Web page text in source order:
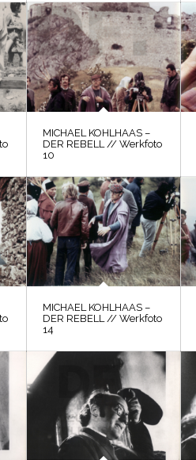
MICHAEL KOHLHAAS –
DER REBELL // Werkfoto
10
MICHAEL KOHLHAAS –
DER REBELL // Werkfoto
14